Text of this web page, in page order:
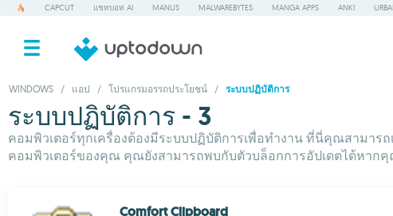
CAPCUT แชทบอท AI MANUS MALWAREBYTES MANGA APPS ANKI
WINDOWS / แอป / โปรแกรมอรรถประโยชน์ / ระบบปฏิบัติการ
ระบบปฏิบัติการ - 3
คอมพิวเตอร์ทุกเครื่องต้องมีระบบปฏิบัติการเพื่อทำงาน ที่นี่คุณสามารถ
คอมพิวเตอร์ของคุณ คุณยังสามารถพบกับตัวบล็อกการอัปเดตได้หาก
Comfort Clipboard